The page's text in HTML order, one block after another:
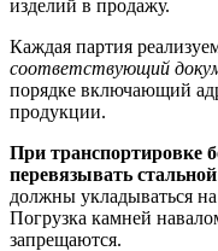
изделий в продажу.
Каждая партия
соответствующий
порядке включающий
продукции.
При транспортировке
перевязывать
должны укладываться
Погрузка камней
запрещаются.